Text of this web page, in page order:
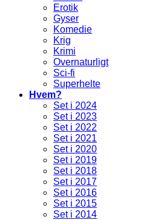
Erotik
Gyser
Komedie
Krig
Krimi
Overnaturligt
Sci-fi
Superhelte
Hvem?
Set i 2024
Set i 2023
Set i 2022
Set i 2021
Set i 2020
Set i 2019
Set i 2018
Set i 2017
Set i 2016
Set i 2015
Set i 2014